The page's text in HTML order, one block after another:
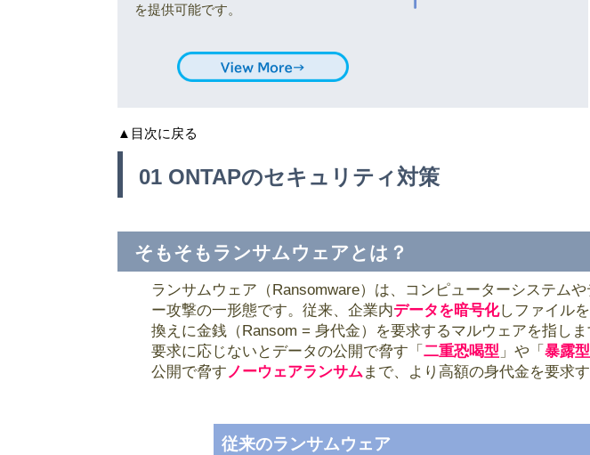
を提供可能です。
▲目次に戻る
01 ONTAPのセキュリティ対策
そもそもランサムウェアとは？
ランサムウェア（Ransomware）は、コンピューターシステム
ー攻撃の一形態です。従来、企業内データを暗号化しファイル
換えに金銭（Ransom = 身代金）を要求するマルウェアを指しま
要求に応じないとデータの公開で脅す「 二重恐喝型 」や「 暴露型
公開で脅すノーウェアランサムまで、より高額の身代金を要求
従来のランサムウェア